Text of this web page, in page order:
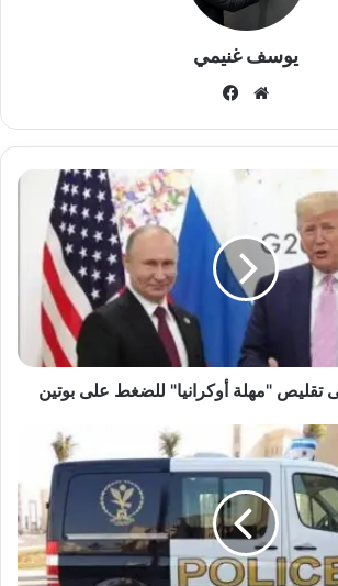
يوسف غنيمي
موقع
تقليص "مهلة أوكرانيا" للضغط على بوتين